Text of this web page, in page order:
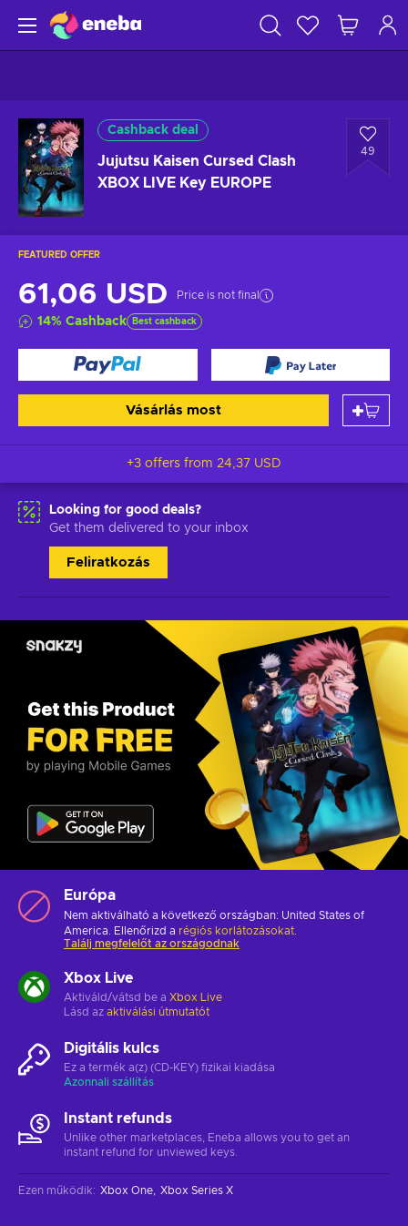
Cashback deal
Jujutsu Kaisen Cursed Clash
XBOX LIVE Key EUROPE
49
FEATURED OFFER
61,06 USD Price is not final
14% Cashback Best cashback
Vásárlás most
+3 offers from 24,37 USD
Looking for good deals?
Get them delivered to your inbox
Feliratkozás
Európa
Nem aktiválható a következő országban: United States of
America. Ellenőrizd a régiós korlátozásokat
Találj megfelelőt az országodnak
Xbox Live
Aktiváld/vátsd be a Xbox Live
Lásd az aktiválási útmutatót
Digitális kulcs
Ez a termék a(z) (CD-KEY) fizikai kiadása
Azonnali szállítás
Instant refunds
Unlike other marketplaces, Eneba allows you to get an
instant refund for unviewed keys.
Ezen működik: Xbox One Xbox Series X